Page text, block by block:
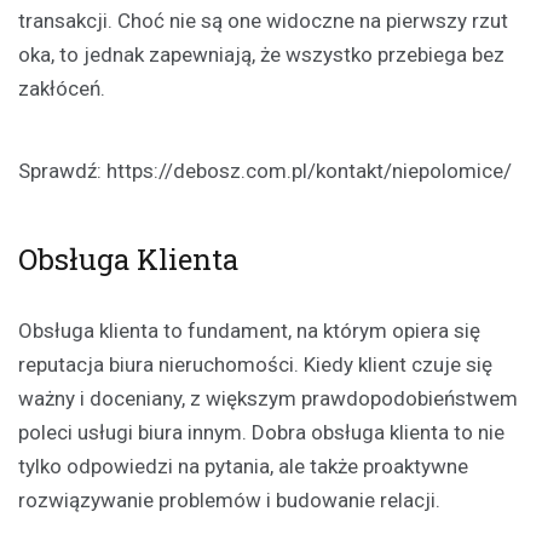
transakcji. Choć nie są one widoczne na pierwszy rzut
oka, to jednak zapewniają, że wszystko przebiega bez
zakłóceń.
Sprawdź: https://debosz.com.pl/kontakt/niepolomice/
Obsługa Klienta
Obsługa klienta to fundament, na którym opiera się
reputacja biura nieruchomości. Kiedy klient czuje się
ważny i doceniany, z większym prawdopodobieństwem
poleci usługi biura innym. Dobra obsługa klienta to nie
tylko odpowiedzi na pytania, ale także proaktywne
rozwiązywanie problemów i budowanie relacji.